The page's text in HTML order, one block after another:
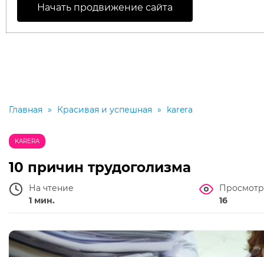
Начать продвижение сайта
Главная » Красивая и успешная » karera
KARERA
10 причин трудоголизма
На чтение
1 мин.
16